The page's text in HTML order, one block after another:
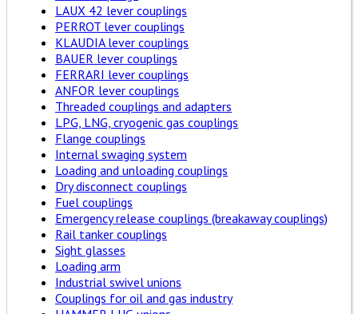
LAUX 42 lever couplings
PERROT lever couplings
KLAUDIA lever couplings
BAUER lever couplings
FERRARI lever couplings
ANFOR lever couplings
Threaded couplings and adapters
LPG, LNG, cryogenic gas couplings
Flange couplings
Internal swaging system
Loading and unloading couplings
Dry disconnect couplings
Fuel couplings
Emergency release couplings (breakaway couplings)
Rail tanker couplings
Sight glasses
Loading arm
Industrial swivel unions
Couplings for oil and gas industry